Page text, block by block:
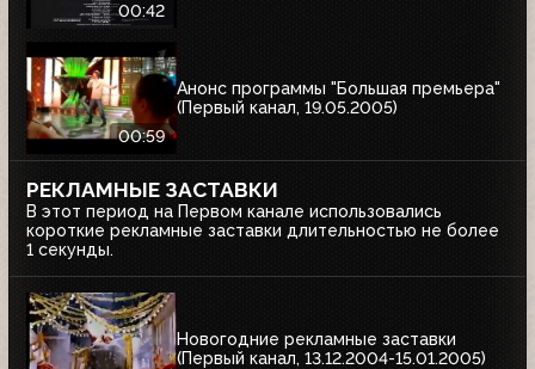
00:42
00:59
Анонс программы "Большая премьера"
(Первый канал, 19.05.2005)
РЕКЛАМНЫЕ ЗАСТАВКИ
В этот период на Первом канале использовались
короткие рекламные заставки длительностью не более
1 секунды.
Новогодние рекламные заставки
(Первый канал, 13.12.2004-15.01.2005)